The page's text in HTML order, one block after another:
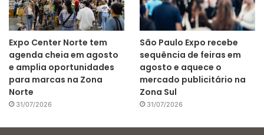
Expo Center Norte tem
agenda cheia em agosto
e amplia oportunidades
para marcas na Zona
Norte
31/07/2026
São Paulo Expo recebe
sequência de feiras em
agosto e aquece o
mercado publicitário na
Zona Sul
31/07/2026